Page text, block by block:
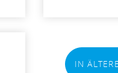
IN